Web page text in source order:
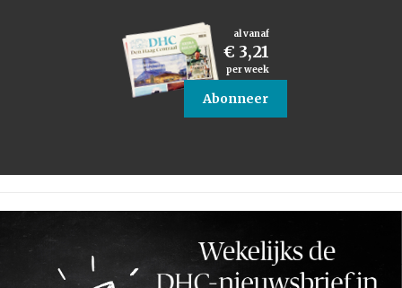
al vanaf
€ 3,21
per week
Abonneer